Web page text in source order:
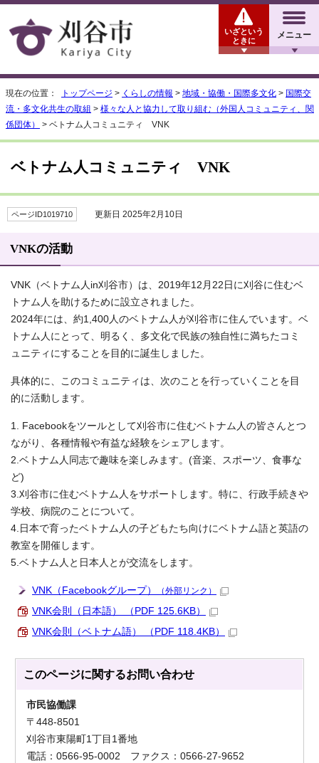
メニュー
いざという
ときに
現在の位置： トップページ > くらしの情報 > 地域・協働・国際多文化 > 国際交
流・多文化共生の取組 > 様々な人と協力して取り組む（外国人コミュニティ、関
係団体）
> ベトナム人コミュニティ VNK
ベトナム人コミュニティ VNK
ページID1019710 更新日 2025年2月10日
VNKの活動
VNK（ベトナム人in刈谷市）は、2019年12月22日に刈谷に住むベ
トナム人を助けるために設立されました。
2024年には、約1,400人のベトナム人が刈谷市に住んでいます。ベ
トナム人にとって、明るく、多文化で民族の独自性に満ちたコミ
ュニティにすることを目的に誕生しました。
具体的に、このコミュニティは、次のことを行っていくことを目
的に活動します。
1. Facebookをツールとして刈谷市に住むベトナム人の皆さんとつ
ながり、各種情報や有益な経験をシェアします。
2.ベトナム人同志で趣味を楽しみます。(音楽、スポーツ、食事な
ど)
3.刈谷市に住むベトナム人をサポートします。特に、行政手続きや
学校、病院のことについて。
4.日本で育ったベトナム人の子どもたち向けにベトナム語と英語の
教室を開催します。
5.ベトナム人と日本人とが交流をします。
VNK（Facebookグループ） （外部リンク）
VNK会則（日本語） （PDF 125.6KB）
VNK会則（ベトナム語） （PDF 118.4KB）
このページに関するお問い合わせ
市民協働課
〒448-8501
刈谷市東陽町1丁目1番地
電話：0566-95-0002 ファクス：0566-27-9652